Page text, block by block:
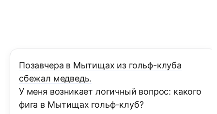
Позавчера в Мытищах из гольф-клуба
сбежал медведь.
У меня возникает логичный вопрос: какого
фига в Мытищах гольф-клуб?